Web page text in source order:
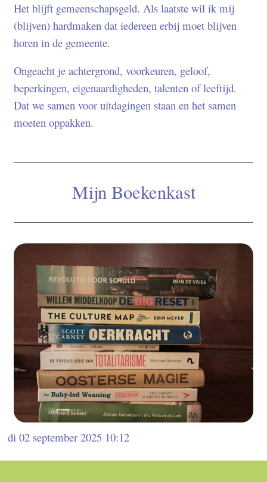
Het blijft gemeenschapsgeld. Als laatste wil ik mij
(blijven) hardmaken dat iedereen erbij moet blijven
horen in de gemeente.
Ongeacht je achtergrond, voorkeuren, geloof,
beperkingen, eigenaardigheden, talenten of leeftijd.
Dat we samen voor uitdagingen staan en het samen
moeten oppakken.
Mijn Boekenkast
di 02 september 2025 10:12